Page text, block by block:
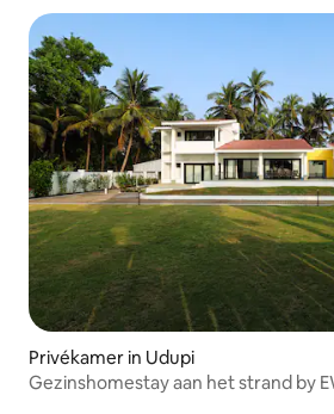
Privékamer in Udupi
Gezinshomestay aan het strand by